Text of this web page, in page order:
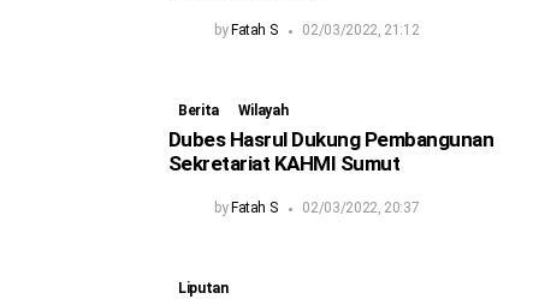
by Fatah S 02/03/2022, 21:12
Berita Wilayah
Dubes Hasrul Dukung Pembangunan
Sekretariat KAHMI Sumut
by Fatah S 02/03/2022, 20:37
Liputan